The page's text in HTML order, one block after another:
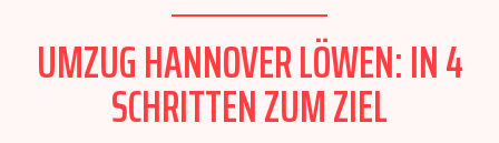
UMZUG HANNOVER LÖWEN: IN 4
SCHRITTEN ZUM ZIEL